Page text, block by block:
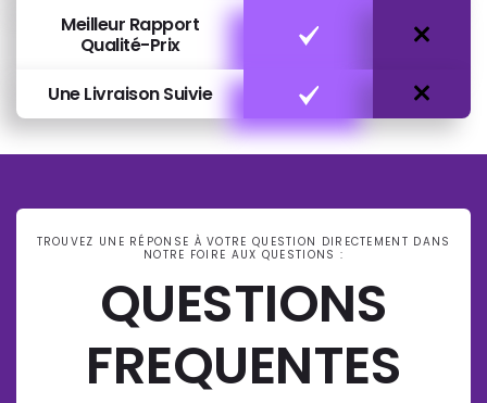
Meilleur Rapport
Qualité-Prix
Une Livraison Suivie
TROUVEZ UNE RÉPONSE À VOTRE QUESTION DIRECTEMENT DANS
NOTRE FOIRE AUX QUESTIONS :
QUESTIONS
FREQUENTES